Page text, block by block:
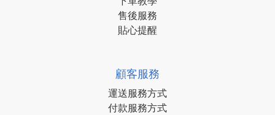
售後服務
貼心提醒
顧客服務
運送服務方式
付款服務方式